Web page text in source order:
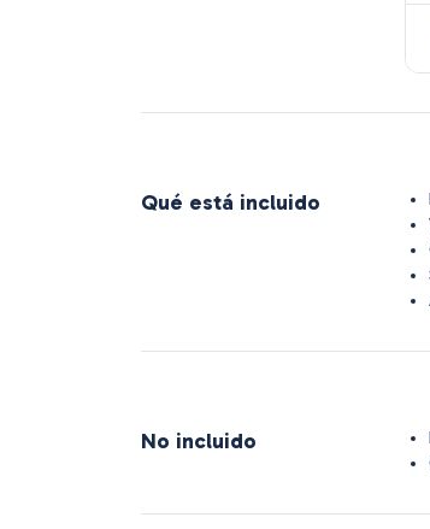
Qué está incluido
No incluido